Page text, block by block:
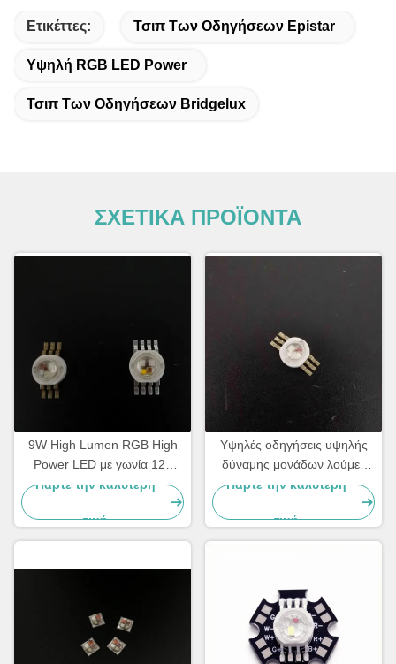
Ετικέττες: Τσιπ Των Οδηγήσεων Epistar
Υψηλή RGB LED Power
Τσιπ Των Οδηγήσεων Bridgelux
ΣΧΕΤΙΚΑ ΠΡΟΪΟΝΤΑ
9W High Lumen RGB High
Power LED με γωνία 120
μοιρών και εγγύηση 2 ετών
Πάρτε την καλύτερη
τιμή
Υψηλές οδηγήσεις υψηλής
δύναμης μονάδων λούμεν
9W κόκκινες πράσινες μπλε
RGB με το PCB αλουμινίου
Πάρτε την καλύτερη
τιμή